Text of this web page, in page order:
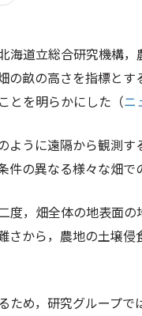
海道立総合研究機構
畝の高さを指標と
とを明らかにした（ニ
ように遠隔から観測
の異なる様々な畑で
度，畑全体の地表面
さから，農地の土壌
ため，研究グループ